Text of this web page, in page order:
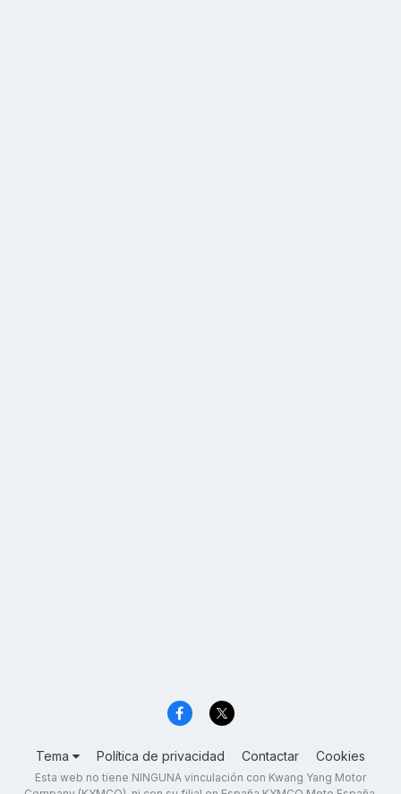
Tema Política de privacidad Contactar Cookies
Esta web no tiene NINGUNA vinculación con Kwang Yang Motor